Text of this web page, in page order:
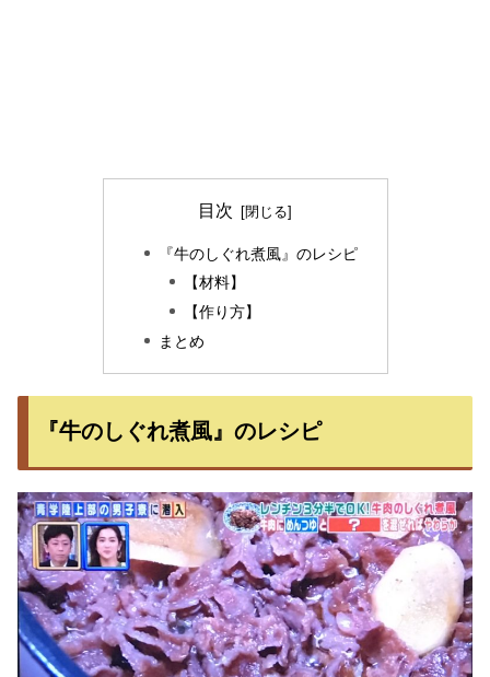
目次
『牛のしぐれ煮風』のレシピ
【材料】
【作り方】
まとめ
『牛のしぐれ煮風』のレシピ